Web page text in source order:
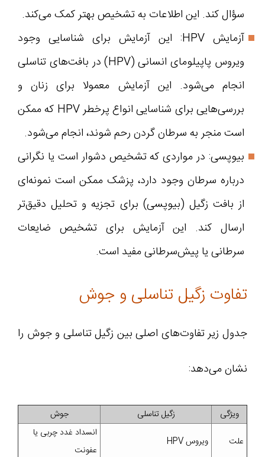
سؤال کند. این اطلاعات به تشخیص بهتر کمک می‌کند.
آزمایش HPV: این آزمایش برای شناسایی وجود
ویروس پاپیلومای انسانی (HPV) در بافت‌های تناسلی
انجام می‌شود. این آزمایش معمولا برای زنان و
بررسی‌هایی برای شناسایی انواع پرخطر HPV که ممکن
است منجر به سرطان گردن رحم شوند، انجام می‌شود.
بیوپسی: در مواردی که تشخیص دشوار است یا نگرانی
درباره سرطان وجود دارد، پزشک ممکن است نمونه‌ای
از بافت زگیل (بیوپسی) برای تجزیه و تحلیل دقیق‌تر
ارسال کند. این آزمایش برای تشخیص ضایعات
سرطانی یا پیش‌سرطانی مفید است.
تفاوت زگیل تناسلی و جوش
جدول زیر تفاوت‌های اصلی بین زگیل تناسلی و جوش را
نشان می‌دهد:
ویژگی زگیل تناسلی جوش
علت ویروس HPV
انسداد غدد چربی یا
عفونت